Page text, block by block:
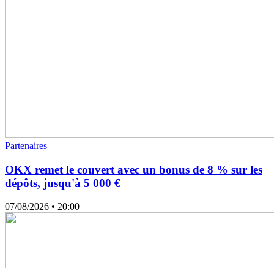
Partenaires
OKX remet le couvert avec un bonus de 8 % sur les
dépôts, jusqu'à 5 000 €
07/08/2026 • 20:00